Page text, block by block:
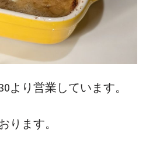
より営業しています。
ります。